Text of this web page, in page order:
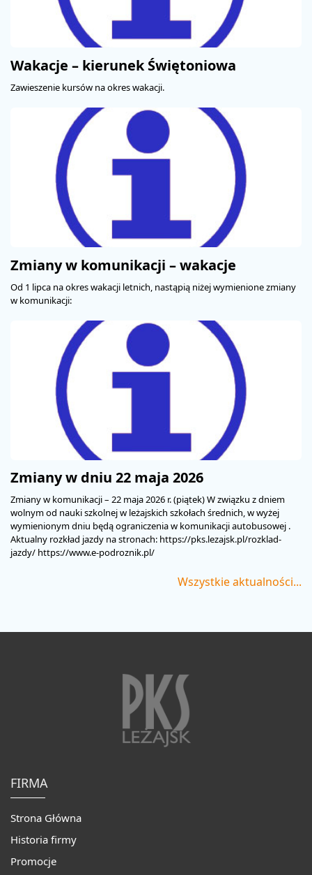
PROMOCJE
PASAŻERA
Wakacje – kierunek Świętoniowa
Zawieszenie kursów na okres wakacji.
Zmiany w komunikacji – wakacje
Od 1 lipca na okres wakacji letnich, nastąpią niżej wymienione zmiany
w komunikacji:
Zmiany w dniu 22 maja 2026
Zmiany w komunikacji – 22 maja 2026 r. (piątek) W związku z dniem
wolnym od nauki szkolnej w leżajskich szkołach średnich, w wyżej
wymienionym dniu będą ograniczenia w komunikacji autobusowej .
Aktualny rozkład jazdy na stronach: https://pks.lezajsk.pl/rozklad-
jazdy/ https://www.e-podroznik.pl/
Wszystkie aktualności...
FIRMA
Strona Główna
Historia firmy
Promocje